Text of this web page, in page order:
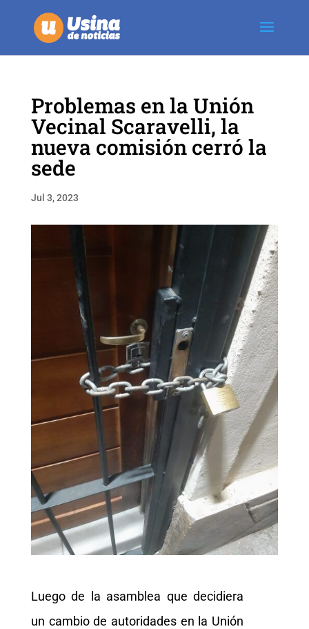
Problemas en la Unión
Vecinal Scaravelli, la
nueva comisión cerró la
sede
Jul 3, 2023
Luego de la asamblea que decidiera
un cambio de autoridades en la Unión